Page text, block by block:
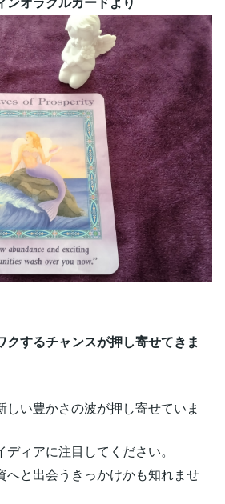
クするチャンスが押し寄せてきま
い豊かさの波が押し寄せていま
ィアに注目してください。
へと出会うきっかけかも知れませ